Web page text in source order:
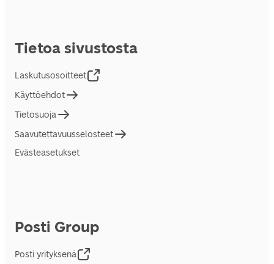
Tietoa sivustosta
Laskutusosoitteet
Käyttöehdot
Tietosuoja
Saavutettavuusselosteet
Evästeasetukset
Posti Group
Posti yrityksenä